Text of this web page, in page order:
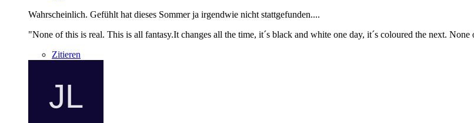
Wahrscheinlich. Gefühlt hat dieses Sommer ja irgendwie nicht stattgefunden....
"None of this is real. This is all fantasy.It changes all the time, it´s black and white one day, it´s coloured the next.
Zitieren